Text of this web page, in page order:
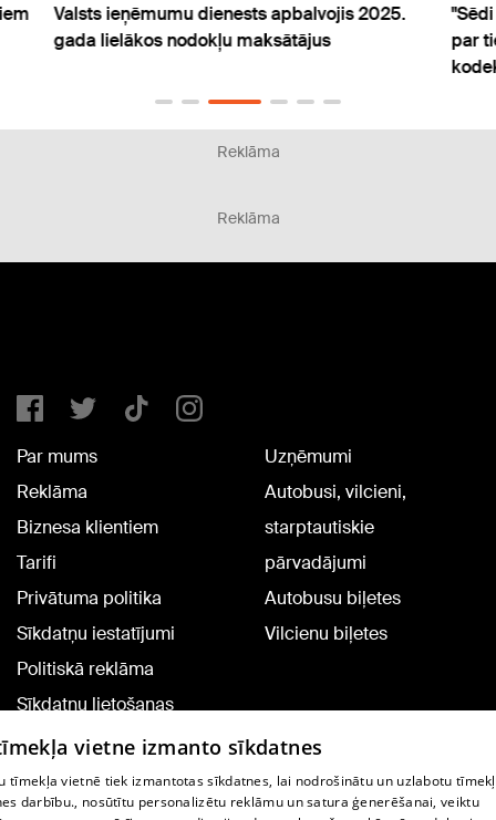
Valsts ieņēmumu dienests apbalvojis 2025.
gada lielākos nodokļu maksātājus
par
Reklāma
Reklāma
Par mums
Reklāma
Biznesa klientiem
Tarifi
Privātuma politika
Sīkdatņu iestatījumi
Politiskā reklāma
Sīkdatņu lietošanas
noteikumi
Komentāru pievienošana
Uzņēmumi
Autobusi, vilcieni,
starptautiskie
pārvadājumi
Autobusu biļetes
Vilcienu biļetes
vietne izmanto sīkdatnes
tīmekļa vietnē tiek izmantotas sīkdatnes, lai nodrošinātu un uzlabotu
darbību., nosūtītu personalizētu reklāmu un satura ģenerēšanai, veiktu